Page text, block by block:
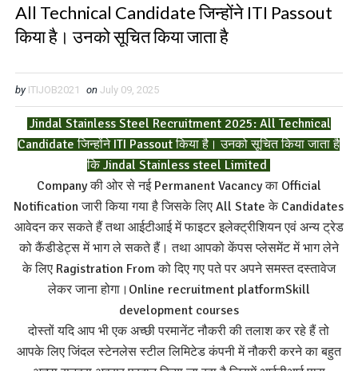
All Technical Candidate जिन्होंने ITI Passout
किया है। उनको सूचित किया जाता है
by ITIJOB2021 on July 09, 2025
Jindal Stainless Steel Recruitment 2025: All Technical
Candidate जिन्होंने ITI Passout किया है। उनको सूचित किया जाता है
कि Jindal Stainless steel Limited
Company की ओर से नई Permanent Vacancy का Official
Notification जारी किया गया है जिसके लिए All State के Candidates
आवेदन कर सकते हैं तथा आईटीआई में फाइटर इलेक्ट्रीशियन एवं अन्य ट्रेड
को कैंडीडेट्स में भाग ले सकते हैं। तथा आपको केंपस प्लेसमेंट में भाग लेने
के लिए Ragistration From को दिए गए पते पर अपने समस्त दस्तावेज
लेकर जाना होगा।Online recruitment platformSkill
development courses
दोस्तों यदि आप भी एक अच्छी परमानेंट नौकरी की तलाश कर रहे हैं तो
आपके लिए जिंदल स्टेनलेस स्टील लिमिटेड कंपनी में नौकरी करने का बहुत